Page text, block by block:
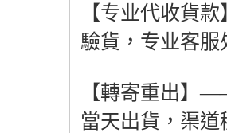
【专业代收貨
驗貨，专业客服
【轉寄重出】
當天出貨，渠